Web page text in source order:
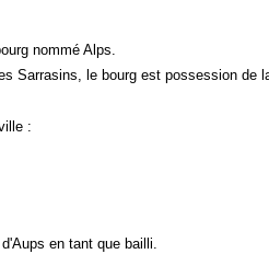
nommé Alps.
Sarrasins, le bourg est possession de
:
en tant que bailli.